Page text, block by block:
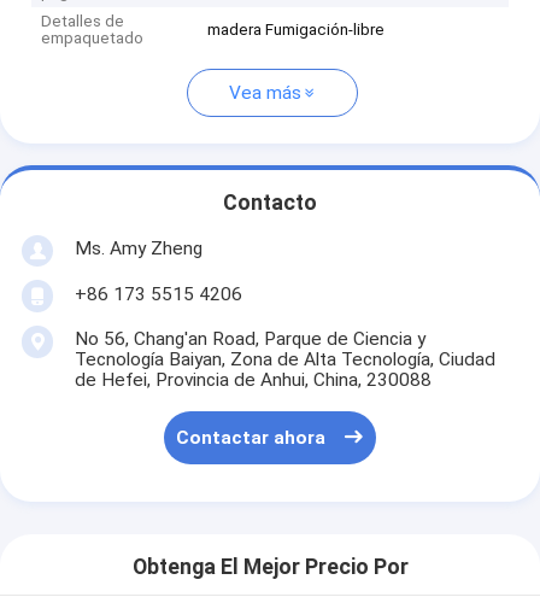
Detalles de
empaquetado
madera Fumigación-libre
Vea más
Contacto
Ms. Amy Zheng
+86 173 5515 4206
No 56, Chang'an Road, Parque de Ciencia y
Tecnología Baiyan, Zona de Alta Tecnología, Ciudad
de Hefei, Provincia de Anhui, China, 230088
Contactar ahora
Obtenga El Mejor Precio Por